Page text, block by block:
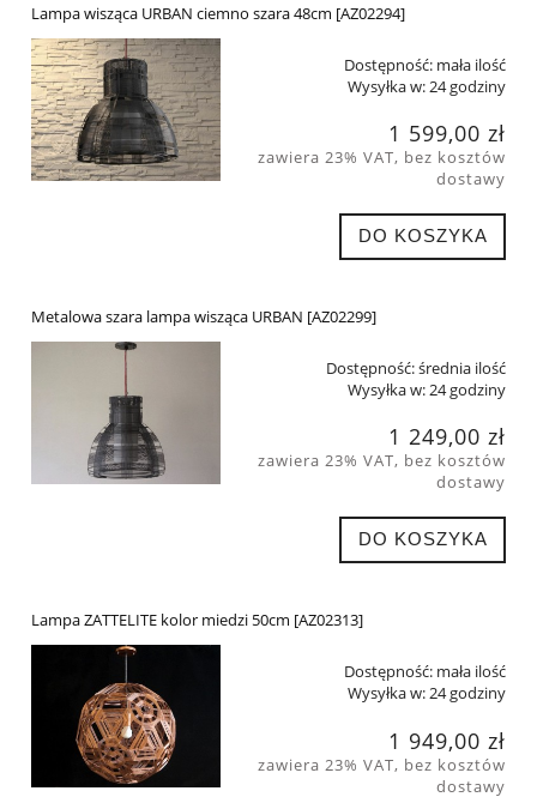
Lampa wisząca URBAN ciemno szara 48cm [AZ02294]
Dostępność: mała ilość
Wysyłka w:24 godziny
1 599,00 zł
zawiera 23% VAT, bez kosztów
dostawy
DO KOSZYKA
Metalowa szara lampa wisząca URBAN [AZ02299]
Dostępność:średnia ilość
Wysyłka w:24 godziny
1 249,00 zł
zawiera 23% VAT, bez kosztów
dostawy
DO KOSZYKA
Lampa ZATTELITE kolor miedzi 50cm [AZ02313]
Dostępność: mała ilość
Wysyłka w:24 godziny
1 949,00 zł
zawiera 23% VAT, bez kosztów
dostawy